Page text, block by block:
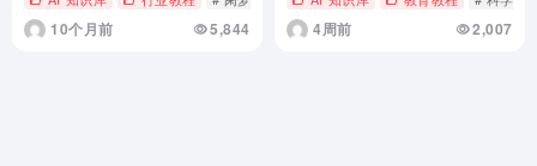
件事情
10个月前 5,844 4周前 2,007